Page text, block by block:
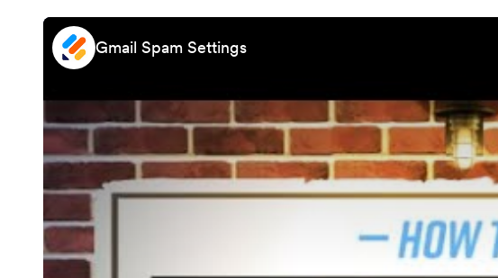
Gmail Spam Settings